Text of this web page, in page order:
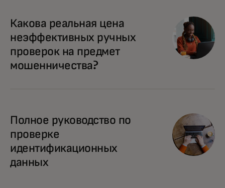
Какова реальная цена
неэффективных ручных
проверок на предмет
мошенничества?
opens in a new tab
Полное руководство по
проверке
идентификационных
данных
opens in a new tab